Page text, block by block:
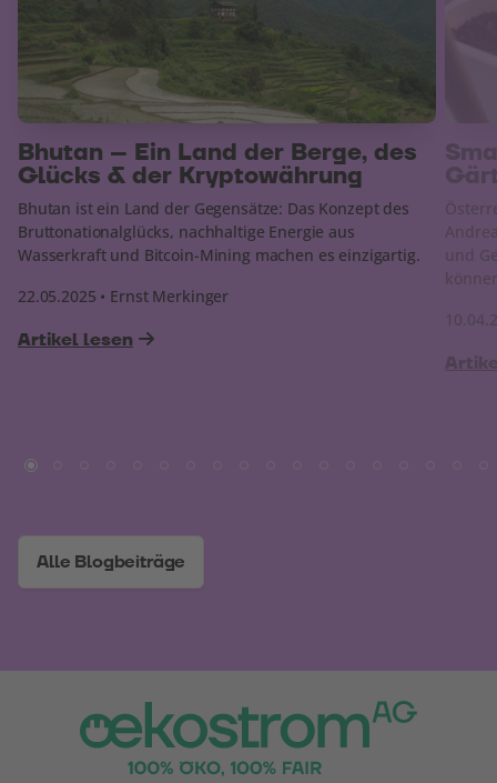
Bhutan – Ein Land der Berge, des
Glücks & der Kryptowährung
Bhutan ist ein Land der Gegensätze: Das Konzept des
Bruttonationalglücks, nachhaltige Energie aus
Wasserkraft und Bitcoin-Mining machen es einzigartig.
22.05.2025 • Ernst Merkinger
Artikel lesen
und
Alle Blogbeiträge